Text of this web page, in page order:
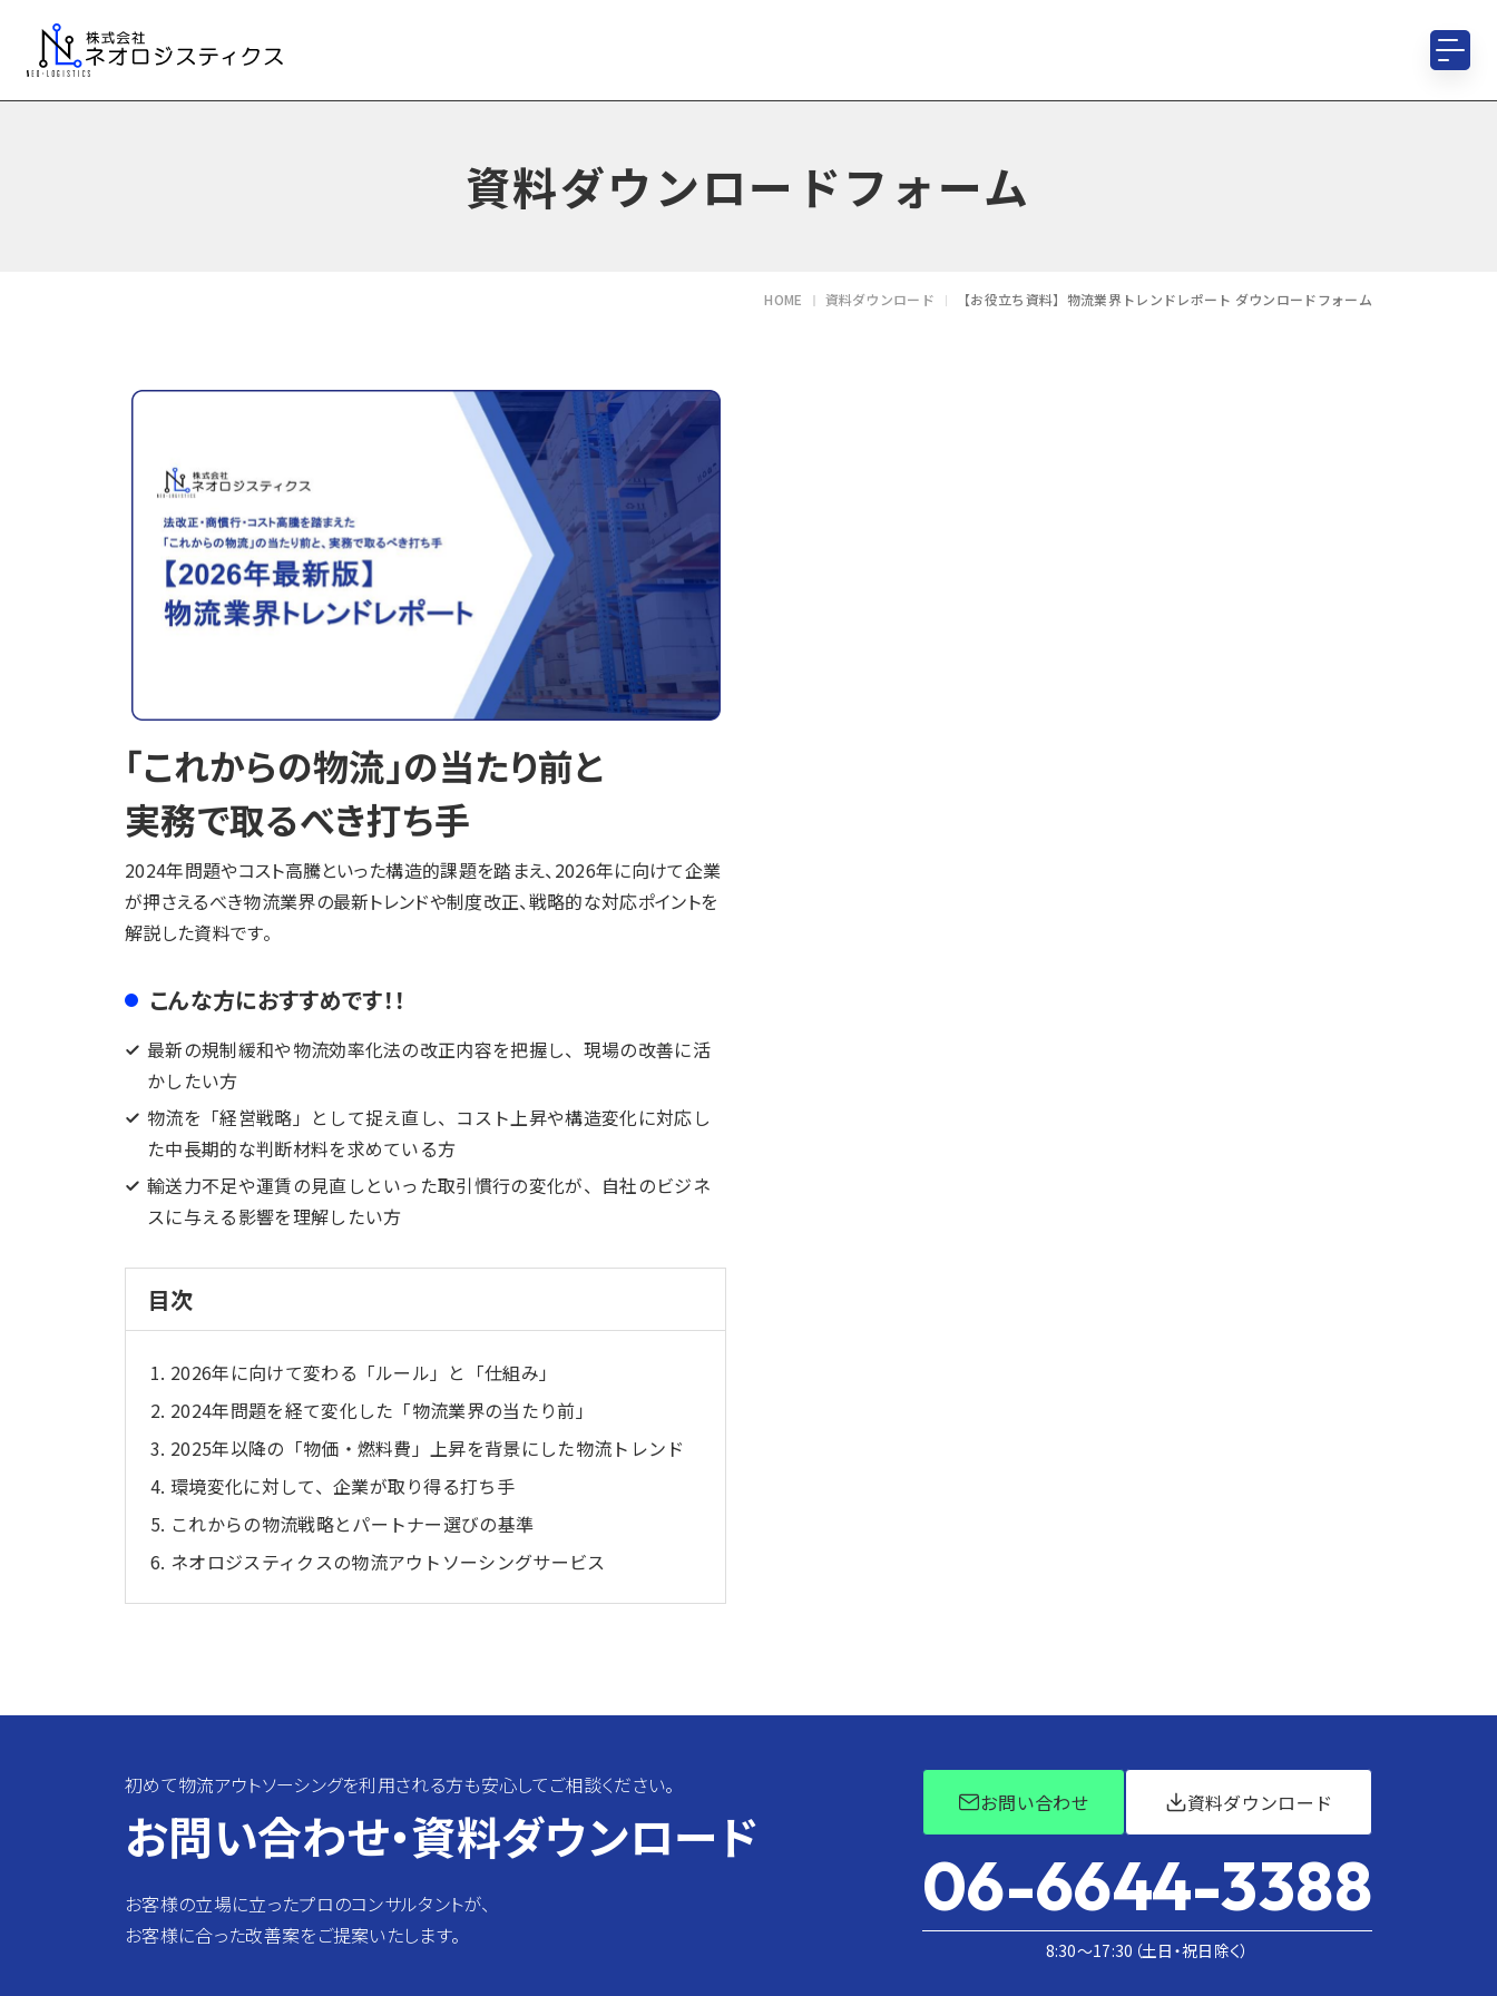
資料ダウンロードフォーム
HOME 資料ダウンロード 【お役立ち資料】物流業界トレンドレポート ダウンロードフォーム
「これからの物流」の当たり前と
実務で取るべき打ち手
2024年問題やコスト高騰といった構造的課題を踏まえ、2026年に向けて企業
が押さえるべき物流業界の最新トレンドや制度改正、戦略的な対応ポイントを
解説した資料です。
こんな方におすすめです！！
最新の規制緩和や物流効率化法の改正内容を把握し、現場の改善に活
かしたい方
物流を「経営戦略」として捉え直し、コスト上昇や構造変化に対応し
た中長期的な判断材料を求めている方
輸送力不足や運賃の見直しといった取引慣行の変化が、自社のビジネ
スに与える影響を理解したい方
目次
2026年に向けて変わる「ルール」と「仕組み」
2024年問題を経て変化した「物流業界の当たり前」
2025年以降の「物価・燃料費」上昇を背景にした物流トレンド
環境変化に対して、企業が取り得る打ち手
これからの物流戦略とパートナー選びの基準
ネオロジスティクスの物流アウトソーシングサービス
初めて物流アウトソーシングを利用される方も安心してご相談ください。
お問い合わせ・資料ダウンロード
お客様の立場に立ったプロのコンサルタントが、
お客様に合った改善案をご提案いたします。
お問い合わせ 資料ダウンロード
06-6644-3388
8:30〜17:30（土日・祝日除く）